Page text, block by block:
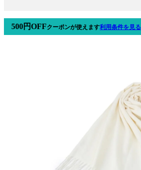
500円OFFクーポンが使えます利用条件を見る